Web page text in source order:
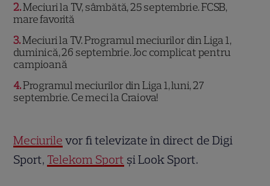
2 Meciuri la TV, sâmbătă, 25 septembrie. FCSB,
mare favorită
3 Meciuri la TV. Programul meciurilor din Liga 1,
duminică, 26 septembrie. Joc complicat pentru
campioană
4 Programul meciurilor din Liga 1, luni, 27
septembrie. Ce meci la Craiova!
Meciurile vor fi televizate în direct de Digi
Sport, Telekom Sport şi Look Sport.